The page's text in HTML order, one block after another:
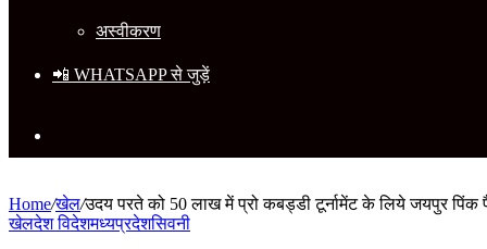
अस्वीकरण
📲 WHATSAPP से जुड़ें
Home/खेल/उदय परते को 50 लाख में प्रो कबड्डी टूर्नामेंट के लिये जयपुर पिंक
खेलदेश विदेशमध्यप्रदेशसिवनी